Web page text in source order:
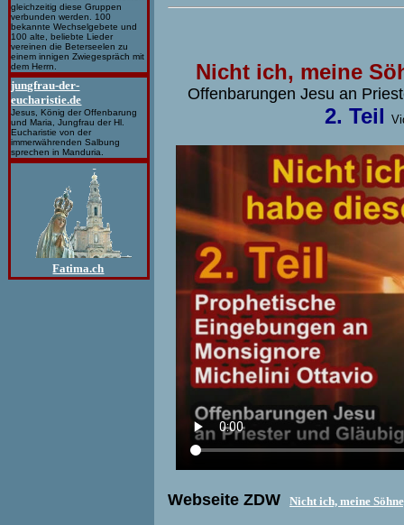
gleichzeitig diese Gruppen
verbunden werden. 100
bekannte Wechselgebete und
100 alte, beliebte Lieder
vereinen die Beterseelen zu
einem innigen Zwiegespräch mit
dem Herrn.
jungfrau-der-
eucharistie.de
Jesus, König der Offenbarung
und Maria, Jungfrau der Hl.
Eucharistie von der
immerwährenden Salbung
sprechen in Manduria.
Fatima.ch
Nicht ich, meine
Offenbarungen Jesu an
2. Teil
Webseite ZDW Nicht ich, meine